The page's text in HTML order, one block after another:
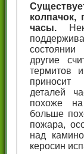
колпачок,
часы.
другие
термитов
приносит
деталей
похоже
больше
пожара,
над
керосин